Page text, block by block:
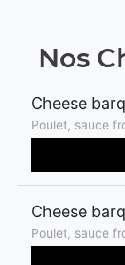
Nos
Cheese
Poulet, sauce
Cheese
Poulet, sauce